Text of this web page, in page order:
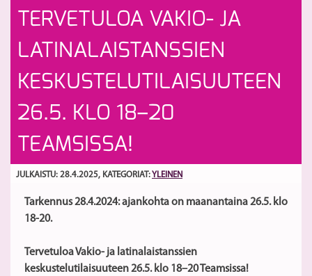
TERVETULOA VAKIO- JA
LATINALAISTANSSIEN
KESKUSTELUTILAISUUTEEN
26.5. KLO 18–20
TEAMSISSA!
JULKAISTU: 28.4.2025, KATEGORIAT: YLEINEN
Tarkennus 28.4.2024: ajankohta on maanantaina 26.5. klo
18-20.
Tervetuloa Vakio- ja latinalaistanssien
keskustelutilaisuuteen 26.5. klo 18–20 Teamsissa!